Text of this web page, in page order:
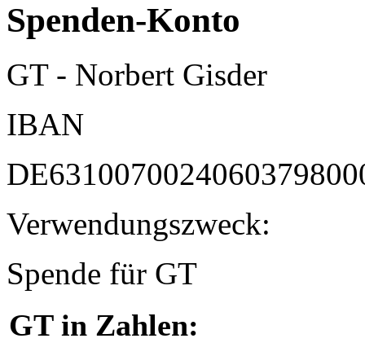
Spenden-Konto
GT - Norbert Gisder
IBAN
Verwendungszweck:
Spende für GT
GT in Zahlen: